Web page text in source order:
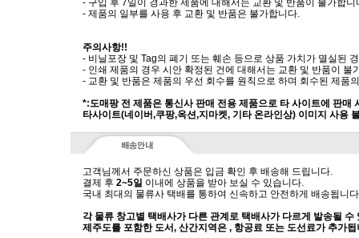
- 구입 후 7일이 경과한 제품에 대해서는 교환 및 반품이 불가합니
- 제품의 일부를 사용 후 교환 및 반품은 불가합니다.
주의사항!!
- 비닐포장 및 Tag의 폐기 또는 훼손 등으로 상품 가치가 멸실된
- 인쇄 제품의 경우 시안 확정된 건에 대해서는 교환 및 반품이 불
- 교환 및 반품은 제품의 우선 회수를 원칙으로 하며 회수된 제품
*:도매팡 전 제품은 통신사 판매 전용 제품으로 타 사이트에 판매
타사이트(네이버,쿠팡,옥션,지마켓, 기타 온라인상) 이미지 사용
고객님께서 주문하신 상품은 입금 확인 후 배송해 드립니다.
결제 후 2~5일 이내에 상품을 받아 보실 수 있습니다.
국내 최대의 물류사 택배를 통하여 신속하고 안전하게 배송됩니
각 물류 창고별 택배사가 다른 관계로 택배사가 다르게 발송될 수
제주도를 포함한 도서, 산간지역은 , 항공료 또는 도선료가 추가됩